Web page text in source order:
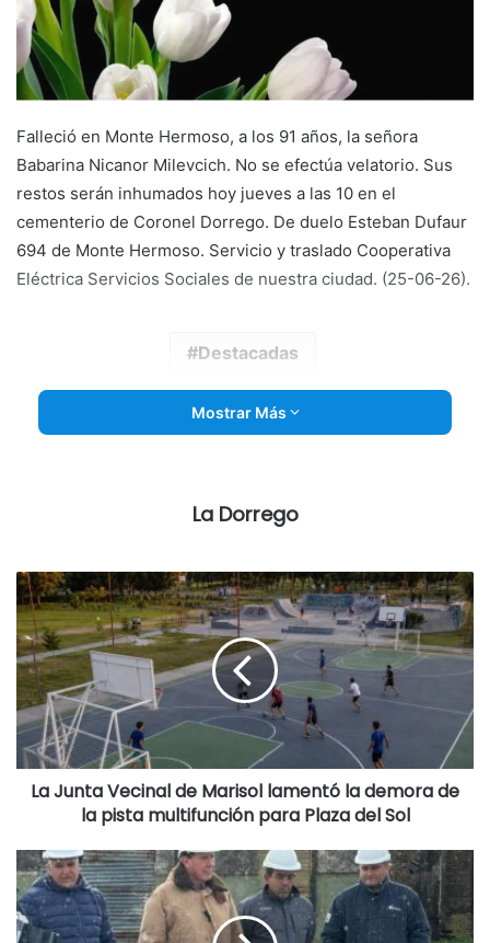
Falleció en Monte Hermoso, a los 91 años, la señora
Babarina Nicanor Milevcich. No se efectúa velatorio. Sus
restos serán inhumados hoy jueves a las 10 en el
cementerio de Coronel Dorrego. De duelo Esteban Dufaur
694 de Monte Hermoso. Servicio y traslado Cooperativa
Eléctrica Servicios Sociales de nuestra ciudad. (25-06-26).
Destacadas
Mostrar Más
La Dorrego
La Junta Vecinal de Marisol lamentó la demora de
la pista multifunción para Plaza del Sol